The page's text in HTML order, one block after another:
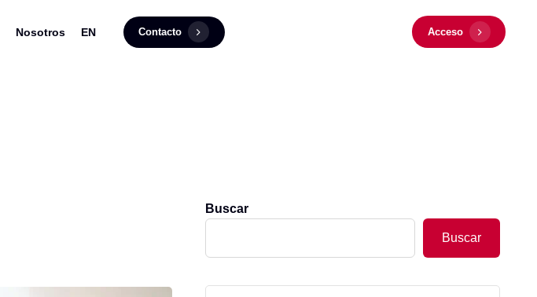
Nosotros EN Contacto Acceso
Buscar
Buscar